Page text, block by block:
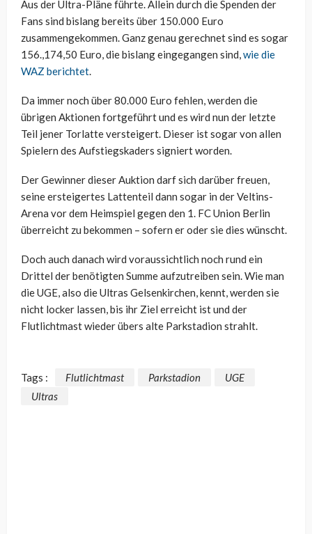
Aus der Ultra-Pläne führte. Allein durch die Spenden der
Fans sind bislang bereits über 150.000 Euro
zusammengekommen. Ganz genau gerechnet sind es sogar
156.,174,50 Euro, die bislang eingegangen sind,wie die
WAZ berichtet.
Da immer noch über 80.000 Euro fehlen, werden die
übrigen Aktionen fortgeführt und es wird nun der letzte
Teil jener Torlatte versteigert. Dieser ist sogar von allen
Spielern des Aufstiegskaders signiert worden.
Der Gewinner dieser Auktion darf sich darüber freuen,
seine ersteigertes Lattenteil dann sogar in der Veltins-
Arena vor dem Heimspiel gegen den 1. FC Union Berlin
überreicht zu bekommen – sofern er oder sie dies wünscht.
Doch auch danach wird voraussichtlich noch rund ein
Drittel der benötigten Summe aufzutreiben sein. Wie man
die UGE, also die Ultras Gelsenkirchen, kennt, werden sie
nicht locker lassen, bis ihr Ziel erreicht ist und der
Flutlichtmast wieder übers alte Parkstadion strahlt.
Tags : Flutlichtmast Parkstadion
UGE
Ultras